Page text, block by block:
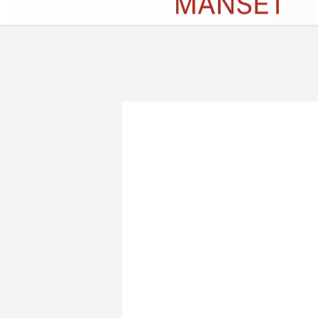
İletişim Çerez Politikası